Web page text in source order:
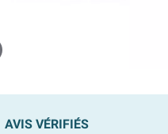
AVIS VÉRIFIÉS